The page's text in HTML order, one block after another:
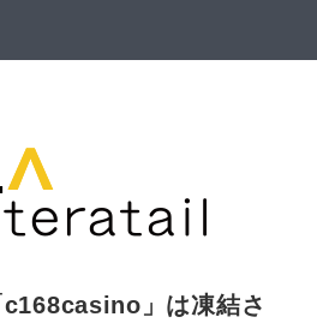
c168casino 」は凍結さ